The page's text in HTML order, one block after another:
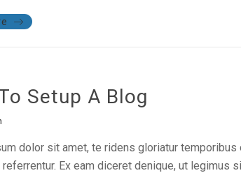
Setup A Blog
dolor sit amet, te ridens gloriatur
Ex eam diceret denique, ut